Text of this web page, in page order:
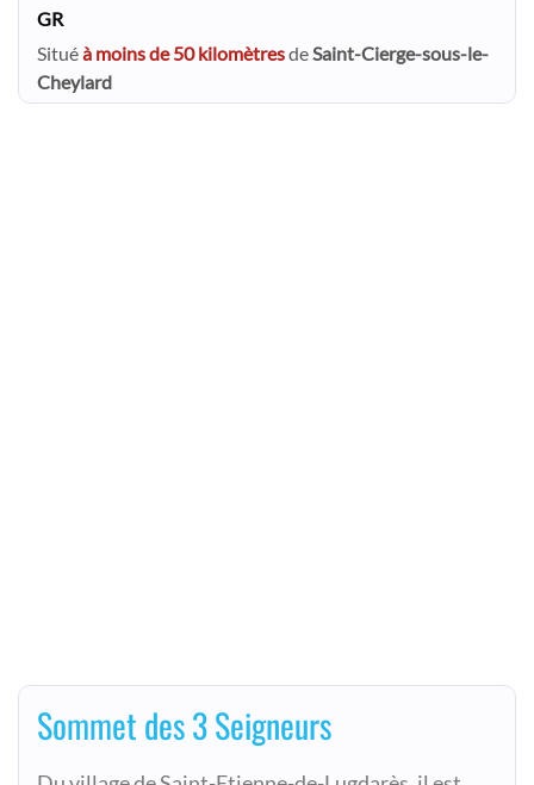
GR
Situéà moins de 50 kilomètresdeSaint-Cierge-sous-le-
Cheylard
Sommet des 3 Seigneurs